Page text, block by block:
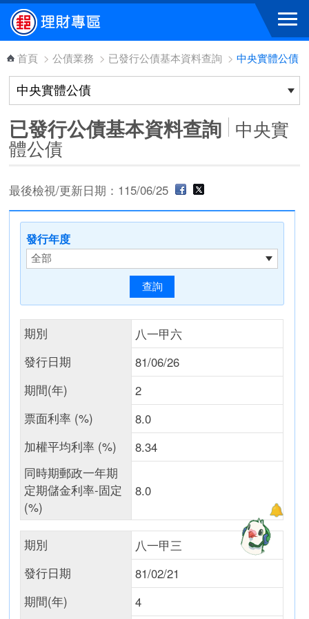
跳到主要內容區塊
首頁 > 公債業務 > 已發行公債基本資料查詢 > 中央實體公債
已發行公債基本資料查詢 中央實
體公債
最後檢視/更新日期：115/06/25
發行年度
期別
八一甲六
發行日期
81/06/26
期間(年)
2
票面利率 (%)
8.0
加權平均利率 (%)
8.34
同時期郵政一年期
定期儲金利率-固定
(%)
8.0
期別
八一甲三
發行日期
81/02/21
期間(年)
4